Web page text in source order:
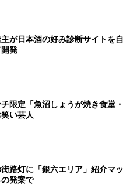
が日本酒の好み診断サイトを自
発
限定「魚沼しょうが焼き食堂・
い芸人
路灯に「銀六エリア」紹介マッ
発案で